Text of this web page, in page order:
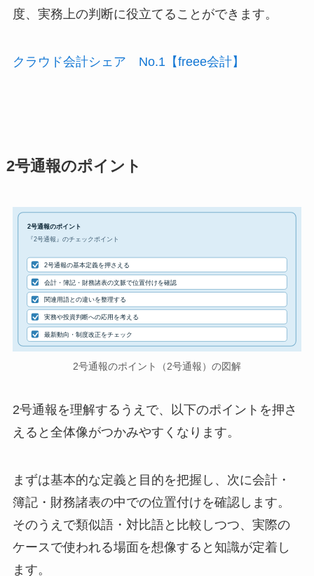
度、実務上の判断に役立てることができます。
クラウド会計シェア No.1【freee会計】
2号通報のポイント
2号通報のポイント
『2号通報』のチェックポイント
2号通報の基本定義を押さえる
会計・簿記・財務諸表の文脈で位置付けを確認
関連用語との違いを整理する
実務や投資判断への応用を考える
最新動向・制度改正をチェック
2号通報のポイント（2号通報）の図解
2号通報を理解するうえで、以下のポイントを押さ
えると全体像がつかみやすくなります。
まずは基本的な定義と目的を把握し、次に会計・
簿記・財務諸表の中での位置付けを確認します。
そのうえで類似語・対比語と比較しつつ、実際の
ケースで使われる場面を想像すると知識が定着し
ます。